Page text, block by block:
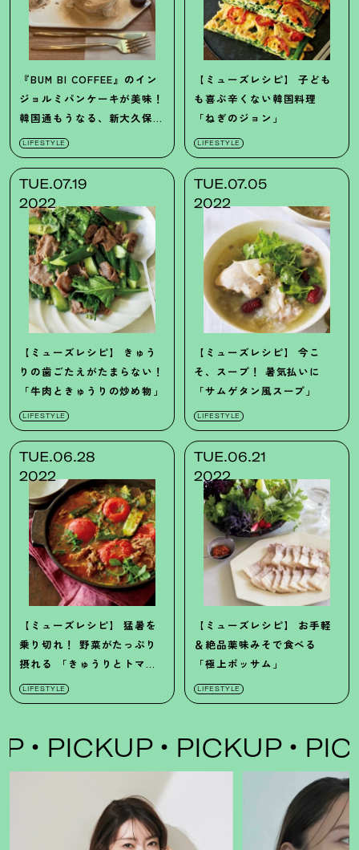
『BUM BI COFFEE』のイン
ジョルミパンケーキが美味 ！
韓国通もうなる、新大久保の
楽しみ方♡
LIFESTYLE
【ミューズレシピ】
子ども
も喜ぶ辛くない韓国料理
「ねぎのジョン」
LIFESTYLE
TUE.07.19
2022
【ミューズレシピ】
きゅう
りの歯ごたえがたまらない ！
「牛肉ときゅうりの炒め物」
LIFESTYLE
TUE.07.05
2022
【ミューズレシピ】
今こ
そ、スープ ！ 暑気払いに
「サムゲタン風スープ」
LIFESTYLE
TUE.06.28
2022
【ミューズレシピ】
猛暑を
乗り切れ ！ 野菜がたっぷり
摂れる
「きゅうりとトマト
の夏のチゲ」
LIFESTYLE
TUE.06.21
2022
【ミューズレシピ】
お手軽
＆絶品薬味みそで食べる
「極上ポッサム」
LIFESTYLE
PICKUP PICKUP